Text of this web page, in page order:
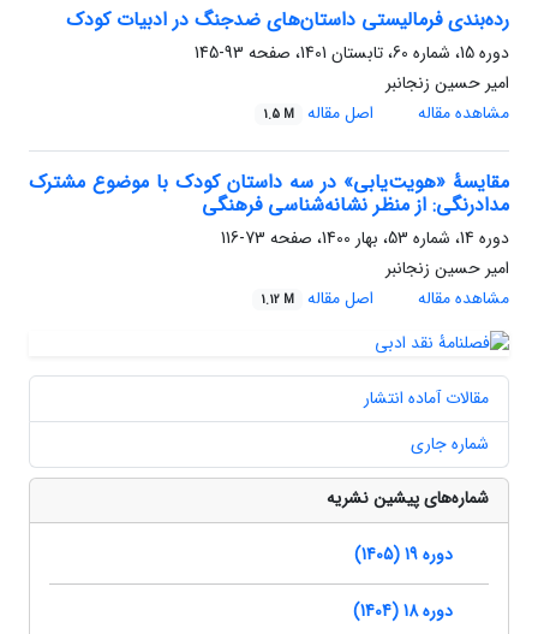
رده‌بندی فرمالیستی داستان‌های ضدجنگ در ادبیات کودک
دوره 15، شماره 60، تابستان 1401، صفحه
93-145
امیر حسین زنجانبر
مشاهده مقاله
اصل مقاله 1.5 M
مقایسۀ «هویت‌یابی» در سه داستان کودک با موضوع مشترک
مدادرنگی: از منظر نشانه‌‌شناسی فرهنگی
دوره 14، شماره 53، بهار 1400، صفحه
73-116
امیر حسین زنجانبر
مشاهده مقاله
اصل مقاله 1.12 M
مقالات آماده انتشار
شماره جاری
شماره‌های پیشین نشریه
دوره 19 (1405)
دوره 18 (1404)